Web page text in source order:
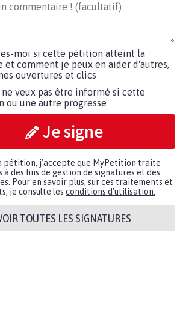
moi si cette pétition atteint la
et comment je peux en aider d'autres,
ouvertures et clics
ne veux pas être informé si cette
ou une autre progresse
Je signe
pétition, j'accepte que MyPetition traite
à des fins de gestion de signatures et des
Pour en savoir plus, sur ces traitements et
je consulte les conditions d'utilisation.
TOUTES LES SIGNATURES